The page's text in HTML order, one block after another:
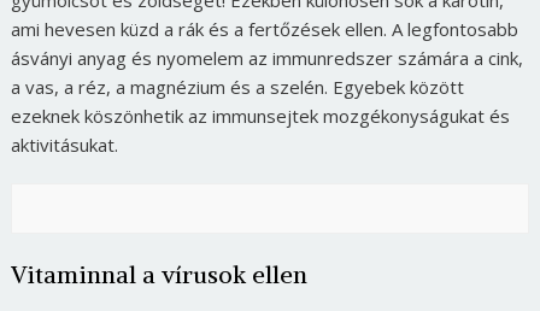
ami hevesen küzd a rák és a fertőzések ellen. A legfontosabb
ásványi anyag és nyomelem az immunredszer számára a cink,
a vas, a réz, a magnézium és a szelén. Egyebek között
ezeknek köszönhetik az immunsejtek mozgékonyságukat és
aktivitásukat.
Vitaminnal a vírusok ellen